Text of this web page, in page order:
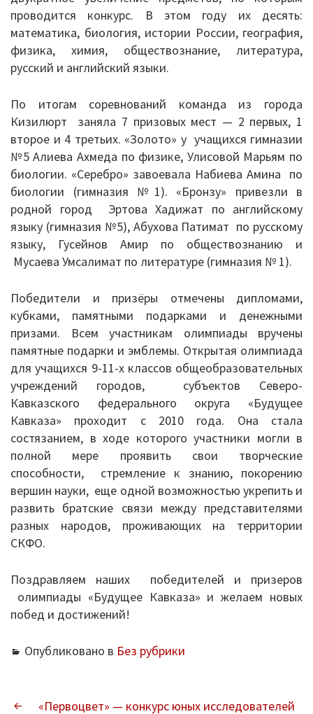
Конфликтная комиссия
ЕГЭ/ОГЭ
Документы о ЕГЭ
Информация о ЕГЭ
Расписание ГИА
Медалисты
Образование
РИС ЭОД
Программа развития
Августовские доклады
Психолого-педагогический класс
Дистанционное образование
Дошкольное образование
Перечень информационных систем
Всероссийская олимпиада школьников
Деятельность
Школа Минпроса России
Комплексная безопасность
Противодействие терроризму и
экстремизму
Противодействие коррупции
проводится конкурс. В этом году их десять:
математика, биология, истории России, география,
физика, химия, обществознание, литература,
русский и английский языки.
По итогам соревнований команда из города
Кизилюрт заняла 7 призовых мест — 2 первых, 1
второе и 4 третьих. «Золото» у учащихся гимназии
№5 Алиева Ахмеда по физике, Улисовой Марьям по
биологии. «Серебро» завоевала Набиева Амина по
биологии (гимназия №1). «Бронзу» привезли в
родной город Эртова Хадижат по английскому
языку (гимназия №5), Абухова Патимат по русскому
языку, Гусейнов Амир по обществознанию и
Мусаева Умсалимат по литературе (гимназия № 1).
Победители и призёры отмечены дипломами,
кубками, памятными подарками и денежными
призами. Всем участникам олимпиады вручены
памятные подарки и эмблемы. Открытая олимпиада
для учащихся 9-11-х классов общеобразовательных
учреждений городов, субъектов Северо-
Кавказского федерального округа «Будущее
Кавказа» проходит с 2010 года. Она стала
состязанием, в ходе которого участники могли в
полной мере проявить свои творческие
способности, стремление к знанию, покорению
вершин науки, еще одной возможностью укрепить и
развить братские связи между представителями
разных народов, проживающих на территории
СКФО.
Поздравляем наших победителей и призеров
олимпиады «Будущее Кавказа» и желаем новых
побед и достижений!
Опубликовано в Без рубрики
НАВИГАЦИЯ
«Первоцвет» — конкурс юных исследователей